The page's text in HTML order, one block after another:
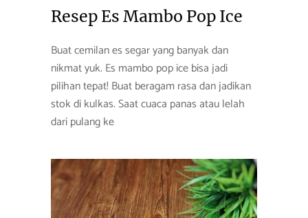
Resep Es Mambo Pop Ice
Buat cemilan es segar yang banyak dan
nikmat yuk. Es mambo pop ice bisa jadi
pilihan tepat! Buat beragam rasa dan jadikan
stok di kulkas. Saat cuaca panas atau lelah
dari pulang ke